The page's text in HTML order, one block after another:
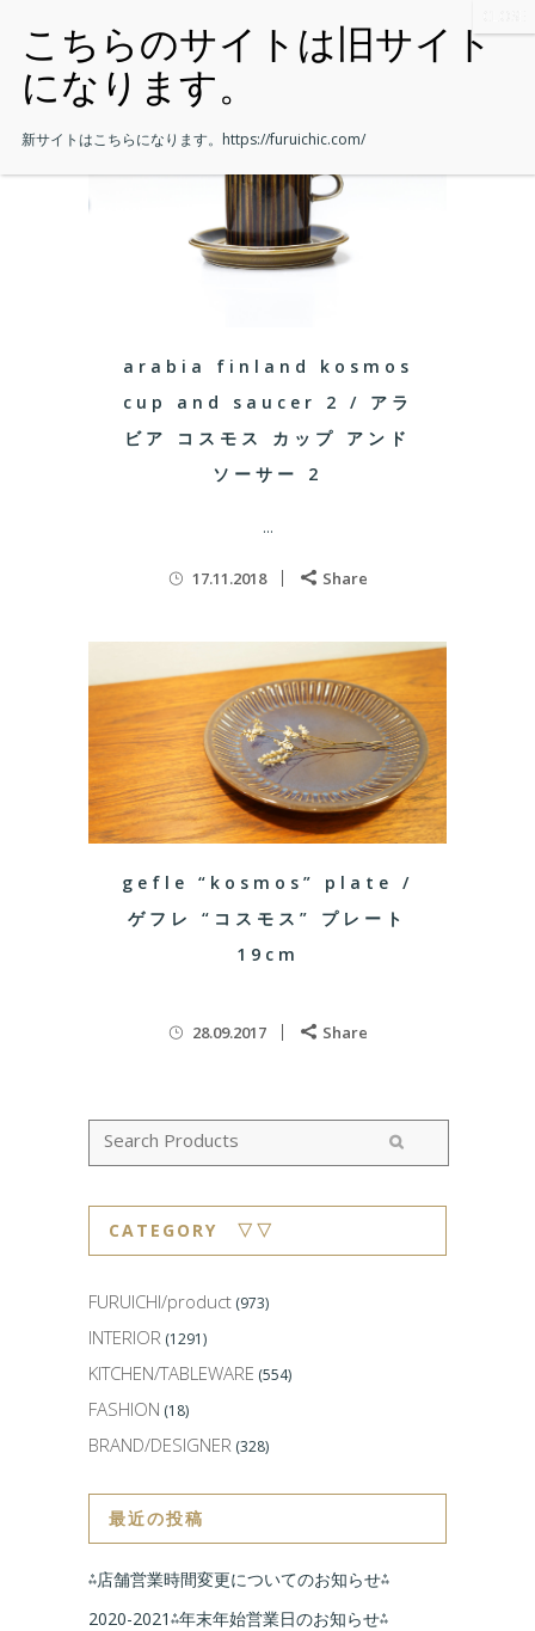
arabia finland kosmos
cup and saucer 2 / アラ
ビア コスモス カップ アンド
ソーサー 2
...
17.11.2018 Share
gefle “kosmos” plate /
ゲフレ “コスモス” プレート
19cm
28.09.2017 Share
CATEGORY ▽▽
FURUICHI/product (973)
INTERIOR (1291)
KITCHEN/TABLEWARE (554)
FASHION (18)
BRAND/DESIGNER (328)
最近の投稿
⁂店舗営業時間変更についてのお知らせ⁂
2020-2021⁂年末年始営業日のお知らせ⁂
新サイトはこちらになります。 https://furuichic.com/